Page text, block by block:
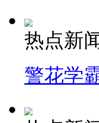
热点新
警花学